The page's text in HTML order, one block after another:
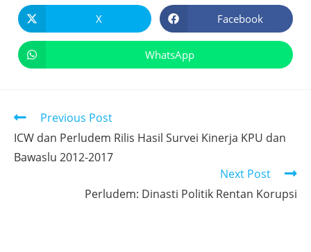
X Facebook
WhatsApp
Previous Post
ICW dan Perludem Rilis Hasil Survei Kinerja KPU dan
Bawaslu 2012-2017
Next Post
Perludem: Dinasti Politik Rentan Korupsi